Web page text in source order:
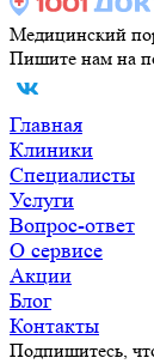
Медицинский
Пишите нам на
Главная
Клиники
Специалисты
Услуги
Вопрос-ответ
О сервисе
Акции
Блог
Контакты
Подпишитесь,